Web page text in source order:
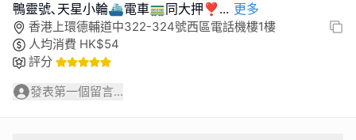
鴨靈號､天星小輪⛴️電車🚃同大押❣ ... 更多
香港上環德輔道中322-324號西區電話機樓1樓
人均消費 HK$54
評分
發表第一個留言...